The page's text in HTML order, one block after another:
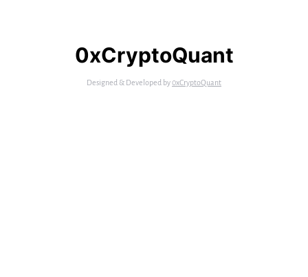
0xCryptoQuant
Designed & Developed by0xCryptoQuant